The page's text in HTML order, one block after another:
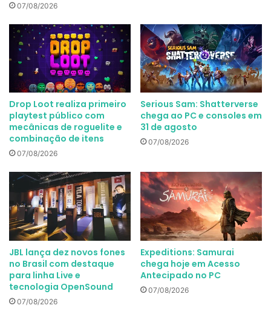
07/08/2026
Drop Loot realiza primeiro
playtest público com
mecânicas de roguelite e
combinação de itens
07/08/2026
Serious Sam: Shatterverse
chega ao PC e consoles em
31 de agosto
07/08/2026
JBL lança dez novos fones
no Brasil com destaque
para linha Live e
tecnologia OpenSound
07/08/2026
Expeditions: Samurai
chega hoje em Acesso
Antecipado no PC
07/08/2026